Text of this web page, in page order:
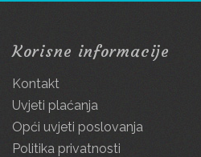
Korisne informacije
Kontakt
Uvjeti plaćanja
Opći uvjeti poslovanja
Politika privatnosti